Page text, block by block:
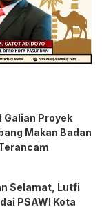
Galian Proyek
Makan Badan
Selamat, Lutfi
PSAWI Kota